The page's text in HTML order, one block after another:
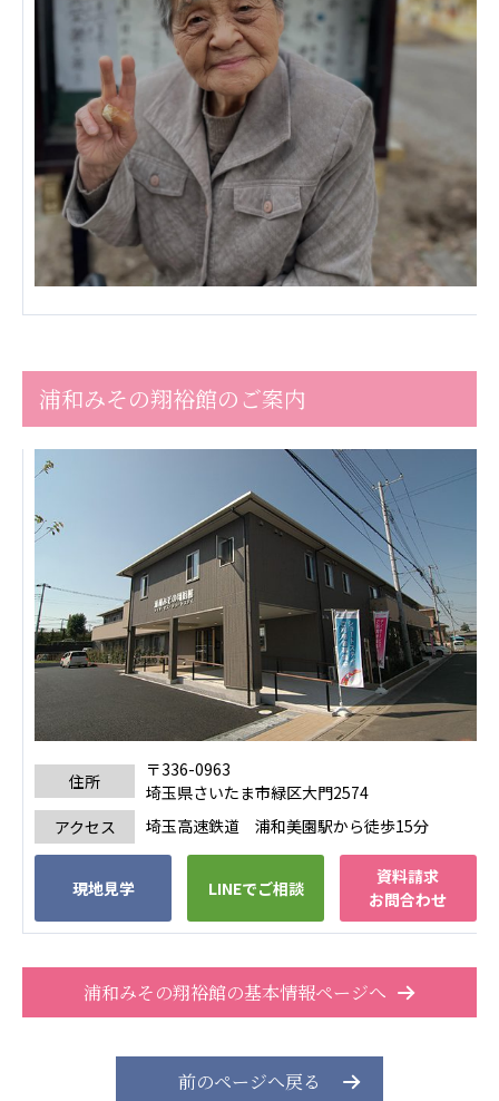
株式会社エネクト 株式会社 G.com R＆M
海外グループ会社
美迪克（上海）商务咨询有限公司
共生（大連）商務諮詢有限公司
台灣善合股份有限公司
Angkor-Japan Friendship International
Hospital
クヴィアン小学校・カンボジア日本友好共生クヴ
海外子会社・合弁会社
瀋陽長者会
上海介護施設
広州谷豊園
浦和みその翔裕館のご案内
住所
〒336-0963
埼玉県さいたま市緑区大門2574
アクセス
埼玉高速鉄道 浦和美園駅から徒歩15分
現地見学 LINEでご相談
資料請求
お問合わせ
浦和みその翔裕館の基本情報ページへ
前のページへ戻る